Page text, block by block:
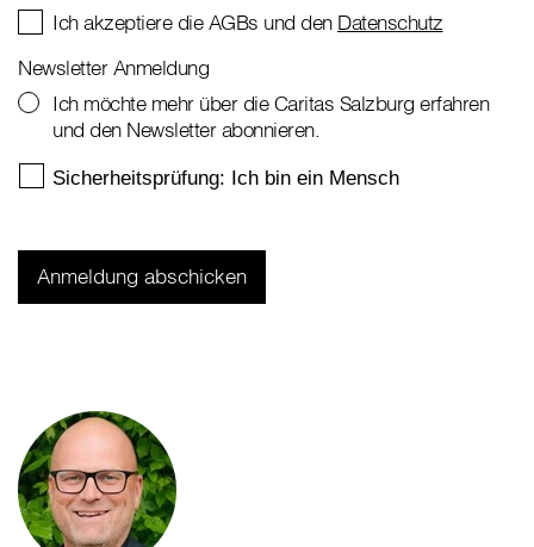
Ich akzeptiere die AGBs und den Datenschutz
Newsletter Anmeldung
Ich möchte mehr über die Caritas Salzburg erfahren
und den Newsletter abonnieren.